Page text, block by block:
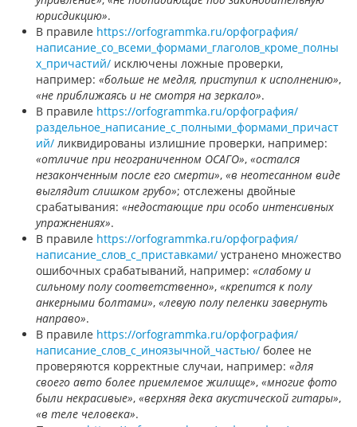
юрисдикцию».
В правиле https://orfogrammka.ru/орфография/
написание_со_всеми_формами_глаголов_кроме_полны
х_причастий/ исключены ложные проверки,
например: «больше не медля, приступил к исполнению»,
«не приближаясь и не смотря на зеркало».
В правиле https://orfogrammka.ru/орфография/
раздельное_написание_с_полными_формами_причаст
ий/ ликвидированы излишние проверки, например:
«отличие при неограниченном ОСАГО», «остался
незаконченным после его смерти», «в неотесанном виде
выглядит слишком грубо»; отслежены двойные
срабатывания: «недостающие при особо интенсивных
упражнениях».
В правиле https://orfogrammka.ru/орфография/
написание_слов_с_приставками/ устранено множество
ошибочных срабатываний, например: «слабому и
сильному полу соответственно», «крепится к полу
анкерными болтами», «левую полу пеленки завернуть
направо».
В правиле https://orfogrammka.ru/орфография/
написание_слов_с_иноязычной_частью/ более не
проверяются корректные случаи, например: «для
своего авто более приемлемое жилище», «многие фото
были некрасивые», «верхняя дека акустической гитары»,
«в теле человека».